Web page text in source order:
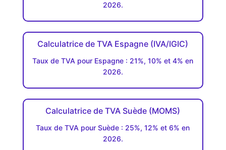
2026.
Calculatrice de TVA Espagne (IVA/IGIC)
Taux de TVA pour Espagne : 21%, 10% et 4% en
2026.
Calculatrice de TVA Suède (MOMS)
Taux de TVA pour Suède : 25%, 12% et 6% en
2026.